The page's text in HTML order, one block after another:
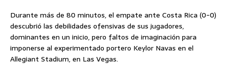
Durante más de 80 minutos, el empate ante Costa Rica (0-0)
descubrió las debilidades ofensivas de sus jugadores,
dominantes en un inicio, pero faltos de imaginación para
imponerse al experimentado portero Keylor Navas en el
Allegiant Stadium, en Las Vegas.